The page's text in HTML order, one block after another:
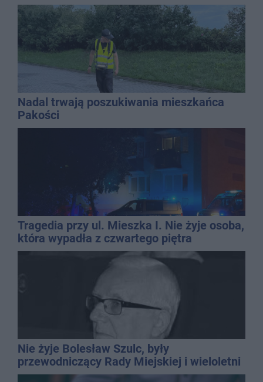
Nadal trwają poszukiwania mieszkańca
Pakości
Tragedia przy ul. Mieszka I. Nie żyje osoba,
która wypadła z czwartego piętra
Nie żyje Bolesław Szulc, były
przewodniczący Rady Miejskiej i wieloletni
dyrektor SP 14